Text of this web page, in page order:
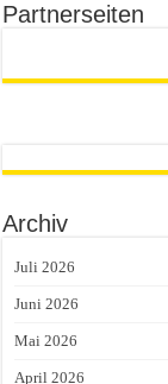
Partnerseiten
Archiv
Juli 2026
Juni 2026
Mai 2026
April 2026